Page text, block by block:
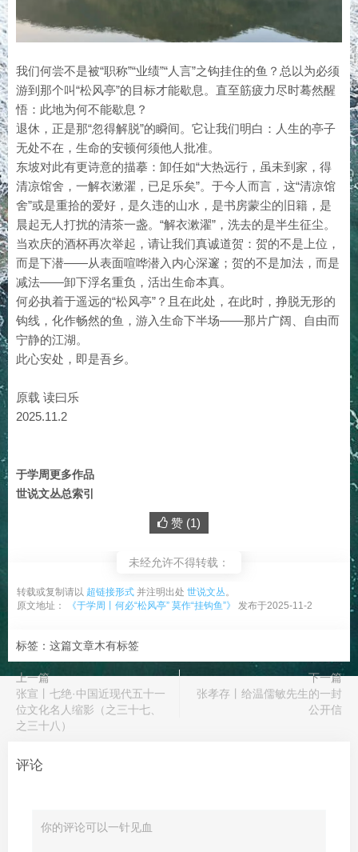
我们何尝不是被“职称”“业绩”“人言”之钩挂住的鱼？总以为必须
游到那个叫“松风亭”的目标才能歇息。直至筋疲力尽时蓦然醒
悟：此地为何不能歇息？
退休，正是那“忽得解脱”的瞬间。它让我们明白：人生的亭子
无处不在，生命的安顿何须他人批准。
东坡对此有更诗意的描摹：卸任如“大热远行，虽未到家，得
清凉馆舍，一解衣漱濯，已足乐矣”。于今人而言，这“清凉馆
舍”或是重拾的爱好，是久违的山水，是书房蒙尘的旧籍，是
晨起无人打扰的清茶一盏。“解衣漱濯”，洗去的是半生征尘。
当欢庆的酒杯再次举起，请让我们真诚道贺：贺的不是上位，
而是下潜——从表面喧哗潜入内心深邃；贺的不是加法，而是
减法——卸下浮名重负，活出生命本真。
何必执着于遥远的“松风亭”？且在此处，在此时，挣脱无形的
钩线，化作畅然的鱼，游入生命下半场——那片广阔、自由而
宁静的江湖。
此心安处，即是吾乡。
原载 读曰乐
2025.11.2
于学周更多作品
世说文丛总索引
赞 (1)
未经允许不得转载：
转载或复制请以 超链接形式 并注明出处 世说文丛。
原文地址：
《于学周丨何必“松风亭” 莫作“挂钩鱼”》 发布于2025-11-2
标签：这篇文章木有标签
上一篇
张宣丨七绝·中国近现代五十一
位文化名人缩影（之三十七、
之三十八）
下一篇
张孝存丨给温儒敏先生的一封
公开信
评论